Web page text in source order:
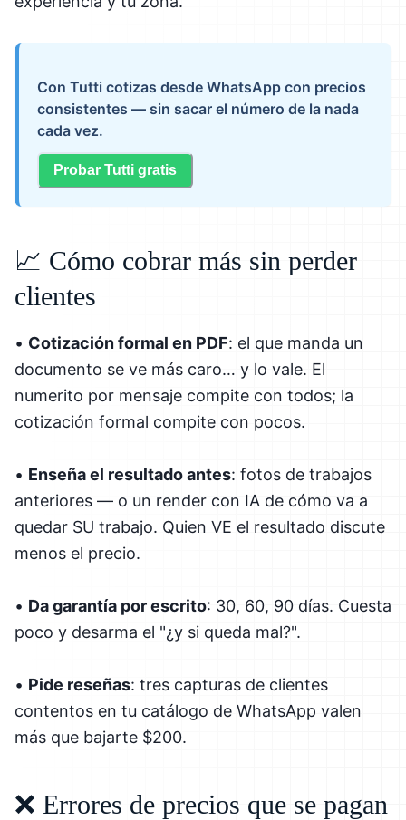
Con Tutti cotizas desde WhatsApp con precios
consistentes — sin sacar el número de la nada
cada vez.
Probar Tutti gratis
📈 Cómo cobrar más sin perder
clientes
• Cotización formal en PDF: el que manda un
documento se ve más caro… y lo vale. El
numerito por mensaje compite con todos; la
cotización formal compite con pocos.
• Enseña el resultado antes: fotos de trabajos
anteriores — o un render con IA de cómo va a
quedar SU trabajo. Quien VE el resultado discute
menos el precio.
• Da garantía por escrito: 30, 60, 90 días. Cuesta
poco y desarma el "¿y si queda mal?".
• Pide reseñas: tres capturas de clientes
contentos en tu catálogo de WhatsApp valen
más que bajarte $200.
❌ Errores de precios que se pagan